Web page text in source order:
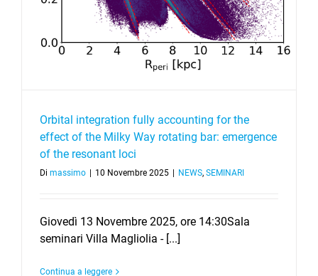
Orbital integration fully accounting for the
effect of the Milky Way rotating bar: emergence
of the resonant loci
Di massimo 10 Novembre 2025 NEWS, SEMINARI
Giovedì 13 Novembre 2025, ore 14:30Sala
seminari Villa Magliolia - [...]
Continua a leggere